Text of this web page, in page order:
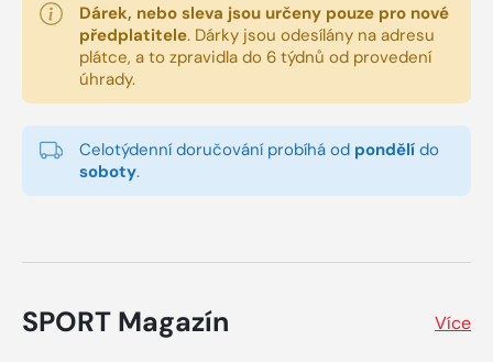
Dárek, nebo sleva jsou určeny pouze pro nové
předplatitele. Dárky jsou odesílány na adresu
plátce, a to zpravidla do 6 týdnů od provedení
úhrady.
Celotýdenní doručování probíhá od pondělí do
soboty.
SPORT Magazín Více